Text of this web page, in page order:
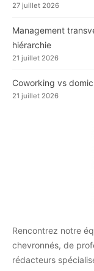
27 juillet 2026
Management
hiérarchie
21 juillet 2026
Coworking vs
21 juillet 2026
Rencontrez notre
chevronnés, de
rédacteurs